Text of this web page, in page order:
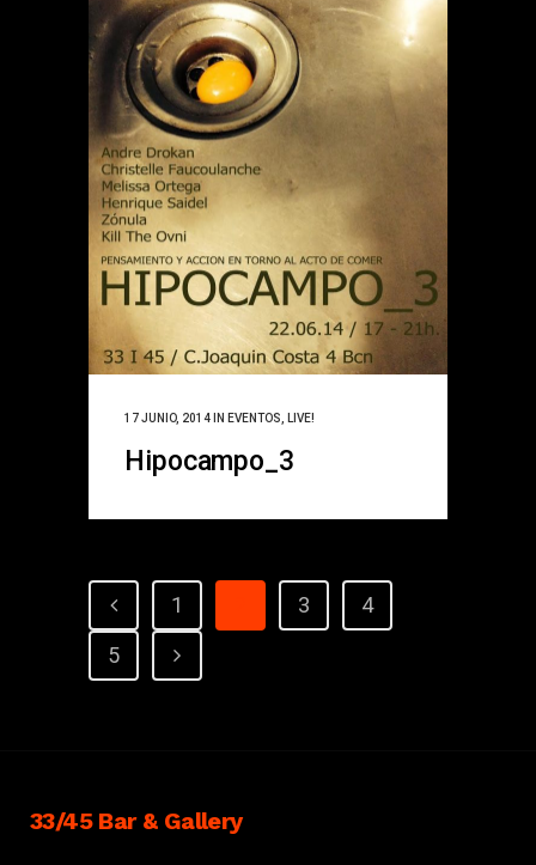
17 JUNIO, 2014 IN EVENTOS, LIVE!
Hipocampo_3
1 3
4
5
33/45 Bar & Gallery